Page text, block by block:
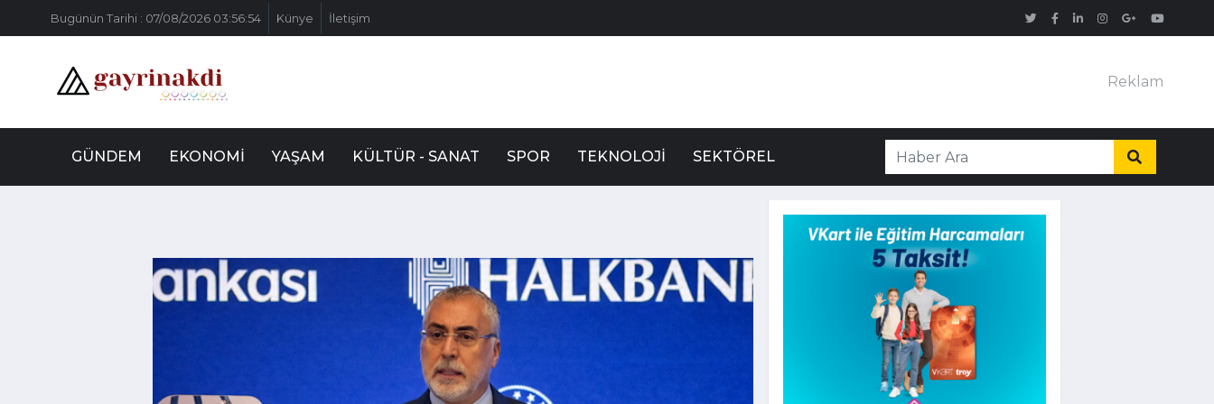
Bugünün Tarihi : 07/08/2026 03:56:54 Künye İletişim
Reklam
GÜNDEM EKONOMI YAŞAM KÜLTÜR - SANAT SPOR TEKNOLOJI SEKTÖREL